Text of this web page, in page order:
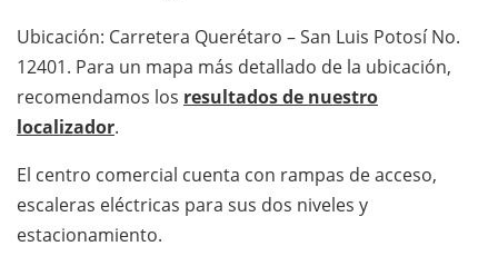
Ubicación: Carretera Querétaro – San Luis Potosí No.
12401. Para un mapa más detallado de la ubicación,
recomendamos los resultados de nuestro
localizador.
El centro comercial cuenta con rampas de acceso,
escaleras eléctricas para sus dos niveles y
estacionamiento.